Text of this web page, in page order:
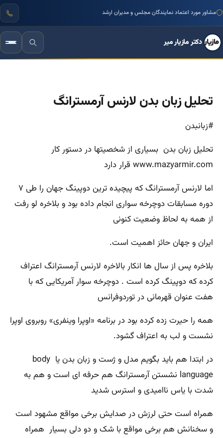
مشاور مورد اعتماد نمایندگان مجلس و مدیران ارشد
دکتر مازیار میر
تحلیل زبان بدن لارنس آرمسترانگ
#زبانبدن
تحلیل زبان بدن بسیاری از شخصیتها در دستور کار
www.mazyarmir.com قرار دارد
اما لارنس آرمسترانگ که پیچیده ترین دوپینگ جهان را طی ۷
دوره مسابقات دوچرخه سواری انجام داده بود و بلاخره لو رفت
از همه به لحاظ وضعیت کنونی
ایران و جهان حائز اهمیت است.
بلاخره پس از سال ها انکار بالاخره لارنس آرمسترانگ اعتراف
کرده کە دوپینگ کرده است . دوچرخه سوار آمریکایی کە با
هفت عنوان قهرمانی در توردوفرانس
همه را حیرت زده کرده بود در برنامه «اوپرا وینفری» روبروی اوپرا
نشست و لب بە اعتراف گشود.
در ابتدا هم باید بگویم مدل و ژست و زبان بدن یا body
language نشستن آرمسترانگ هم حرفه ای است و هم به
شدت با یاس ناامیدی و استرس شدید
همراه است حتی لرزش در صدایش برخی مواقع مشهود است
و سخنانش هم برخی مواقع با شک و دو دلی بسیار همراه